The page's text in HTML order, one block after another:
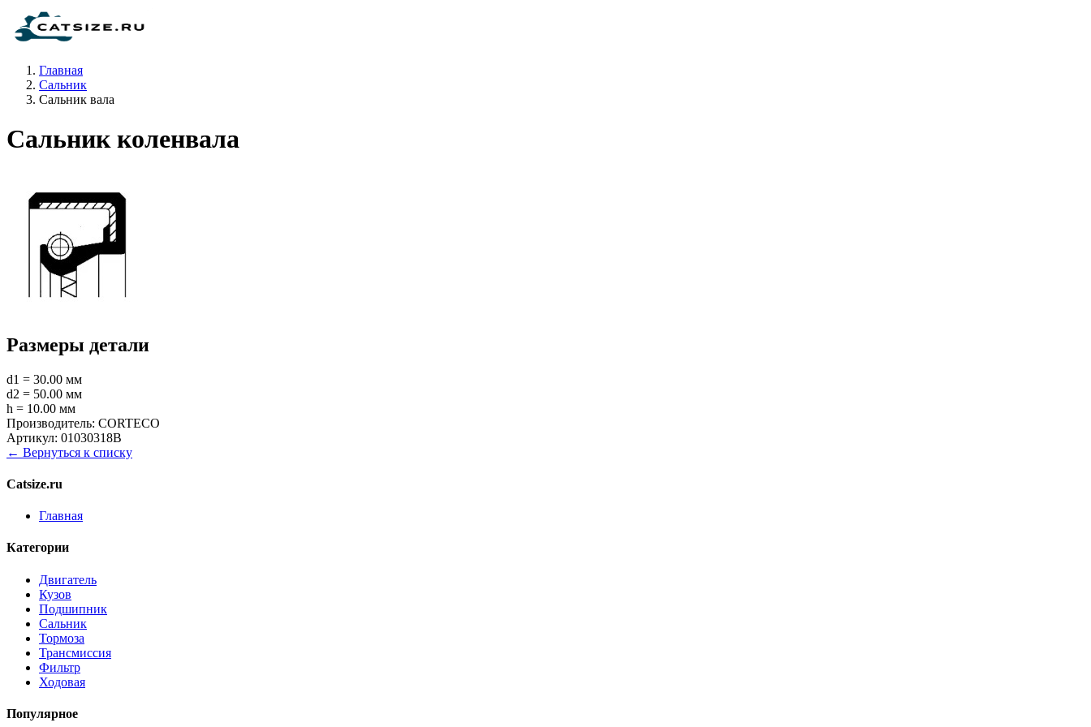
Главная
Сальник
Сальник вала
Сальник коленвала
Размеры детали
d1 = 30.00 мм
d2 = 50.00 мм
h = 10.00 мм
Производитель: CORTECO
Артикул: 01030318B
← Вернуться к списку
Catsize.ru
Главная
Категории
Двигатель
Кузов
Подшипник
Сальник
Тормоза
Трансмиссия
Фильтр
Ходовая
Популярное